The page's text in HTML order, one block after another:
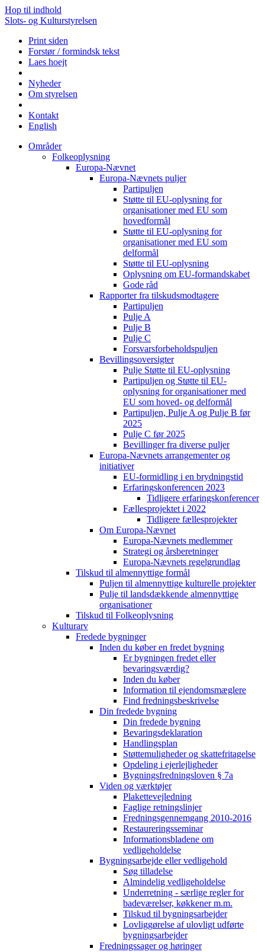
Hop til indhold
Slots- og Kulturstyrelsen
Print siden
Forstør / formindsk tekst
Laes hoejt
Nyheder
Om styrelsen
Kontakt
English
Områder
Folkeoplysning
Europa-Nævnet
Europa-Nævnets puljer
Partipuljen
Støtte til EU-oplysning for
organisationer med EU som
hovedformål
Støtte til EU-oplysning for
organisationer med EU som
delformål
Støtte til EU-oplysning
Oplysning om EU-formandskabet
Gode råd
Rapporter fra tilskudsmodtagere
Partipuljen
Pulje A
Pulje B
Pulje C
Forsvarsforbeholdspuljen
Bevillingsoversigter
Pulje Støtte til EU-oplysning
Partipuljen og Støtte til EU-
oplysning for organisationer med
EU som hoved- og delformål
Partipuljen, Pulje A og Pulje B før
2025
Pulje C før 2025
Bevillinger fra diverse puljer
Europa-Nævnets arrangementer og
initiativer
EU-formidling i en brydningstid
Erfaringskonferencen 2023
Tidligere erfaringskonferencer
Fællesprojektet i 2022
Tidligere fællesprojekter
Om Europa-Nævnet
Europa-Nævnets medlemmer
Strategi og årsberetninger
Europa-Nævnets regelgrundlag
Tilskud til almennyttige formål
Puljen til almennyttige kulturelle projekter
Pulje til landsdækkende almennyttige
organisationer
Tilskud til Folkeoplysning
Kulturarv
Fredede bygninger
Inden du køber en fredet bygning
Er bygningen fredet eller
bevaringsværdig?
Inden du køber
Information til ejendomsmæglere
Find fredningsbeskrivelse
Din fredede bygning
Din fredede bygning
Bevaringsdeklaration
Handlingsplan
Støttemuligheder og skattefritagelse
Opdeling i ejerlejligheder
Bygningsfredningsloven § 7a
Viden og værktøjer
Plakettevejledning
Faglige retningslinjer
Fredningsgennemgang 2010-2016
Restaureringsseminar
Informationsbladene om
vedligeholdelse
Bygningsarbejde eller vedligehold
Søg tilladelse
Almindelig vedligeholdelse
Underretning - særlige regler for
badeværelser, køkkener m.m.
Tilskud til bygningsarbejder
Lovliggørelse af ulovligt udførte
bygningsarbejder
Fredningssager og høringer